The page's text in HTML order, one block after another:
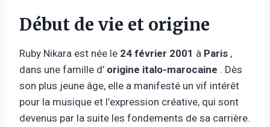
Début de vie et origine
Ruby Nikara est née le 24 février 2001 à Paris ,
dans une famille d’ origine italo-marocaine . Dès
son plus jeune âge, elle a manifesté un vif intérêt
pour la musique et l’expression créative, qui sont
devenus par la suite les fondements de sa carrière.